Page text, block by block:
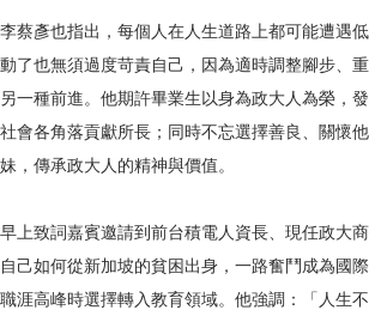
李蔡彥也指出，每個人在人生道路上都可能遭遇
動了也無須過度苛責自己，因為適時調整腳步、
另一種前進。他期許畢業生以身為政大人為榮，
社會各角落貢獻所長；同時不忘選擇善良、關懷
妹，傳承政大人的精神與價值。
早上致詞嘉賓邀請到前台積電人資長、現任政大
自己如何從新加坡的貧困出身，一路奮鬥成為國
職涯高峰時選擇轉入教育領域。他強調：「人生